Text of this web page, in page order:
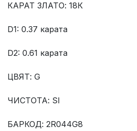
КАРАТ ЗЛАТО: 18К
D1: 0.37 карата
D2: 0.61 карата
ЦВЯТ: G
ЧИСТОТА: SI
БАРКОД: 2R044G8